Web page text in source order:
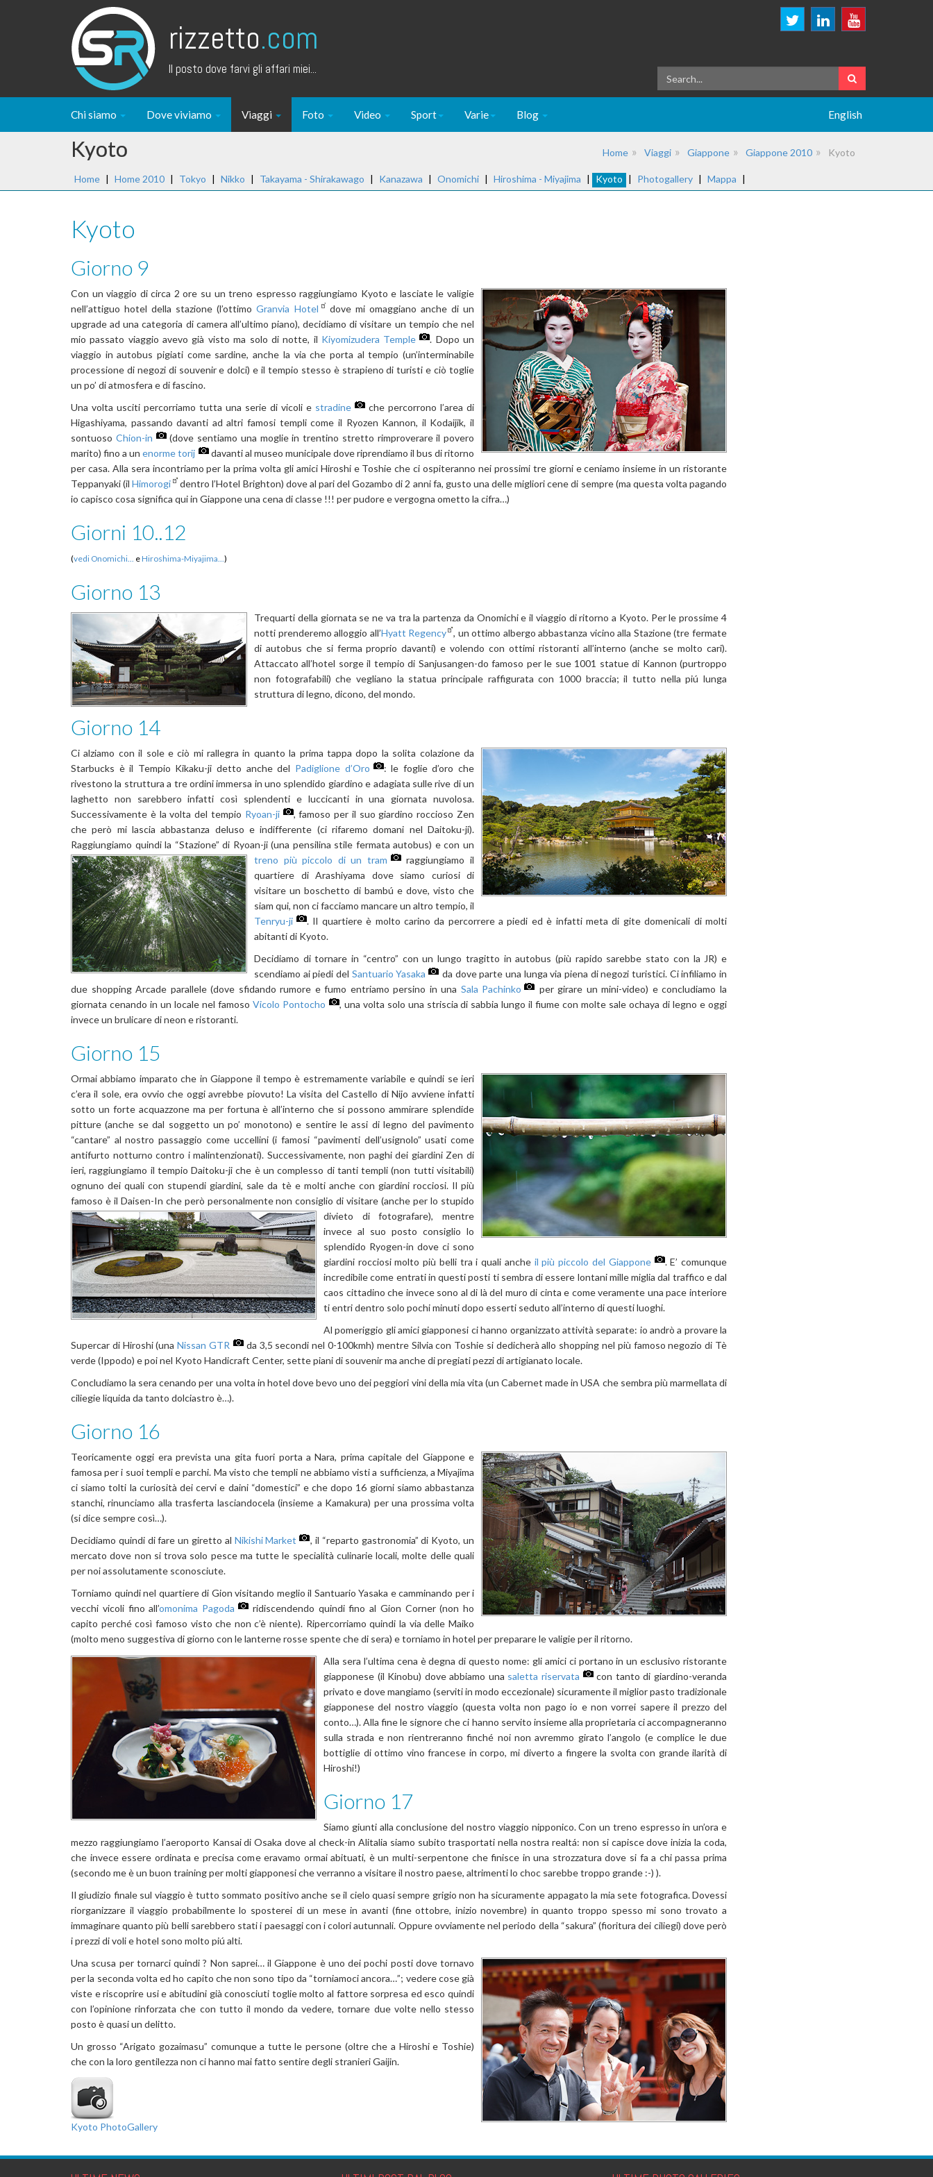
rizzetto.com
Il posto dove farvi gli affari miei...
Chi siamo Dove viviamo Viaggi Foto Video Sport Varie Blog English
Kyoto Home Viaggi Giappone Giappone 2010 Kyoto
Home | Home 2010 | Tokyo | Nikko | Takayama - Shirakawago | Kanazawa | Onomichi | Hiroshima - Miyajima | Kyoto | Photogallery | Mappa |
Kyoto
Giorno 9
Con un viaggio di circa 2 ore su un treno espresso raggiungiamo Kyoto e lasciate le valigie
nell’attiguo hotel della stazione (l’ottimoGranvia Hotel
dove mi omaggiano anche di un
upgrade ad una categoria di camera all’ultimo piano), decidiamo di visitare un tempio che nel
mio passato viaggio avevo già visto ma solo di notte, il Kiyomizudera Temple
. Dopo un
viaggio in autobus pigiati come sardine, anche la via che porta al tempio (un’interminabile
processione di negozi di souvenir e dolci) e il tempio stesso è strapieno di turisti e ciò toglie
un po’ di atmosfera e di fascino.
Una volta usciti percorriamo tutta una serie di vicoli e stradine
che percorrono l’area di
Higashiyama, passando davanti ad altri famosi templi come il Ryozen Kannon, il Kodaijik, il
sontuoso Chion-in
(dove sentiamo una moglie in trentino stretto rimproverare il povero
marito) fino a un enorme torij
davanti al museo municipale dove riprendiamo il bus di ritorno
per casa. Alla sera incontriamo per la prima volta gli amici Hiroshi e Toshie che ci ospiteranno nei prossimi tre giorni e ceniamo insieme in un ristorante
Teppanyaki (ilHimorogi
dentro l’Hotel Brighton) dove al pari del Gozambo di 2 anni fa, gusto una delle migliori cene di sempre (ma questa volta pagando
io capisco cosa significa qui in Giappone una cena di classe !!! per pudore e vergogna ometto la cifra…)
Giorni 10..12
(vedi Onomichi... eHiroshima-Miyajima...)
Giorno 13
Trequarti della giornata se ne va tra la partenza da Onomichi e il viaggio di ritorno a Kyoto. Per le prossime 4
notti prenderemo alloggio all’Hyatt Regency , un ottimo albergo abbastanza vicino alla Stazione (tre fermate
di autobus che si ferma proprio davanti) e volendo con ottimi ristoranti all’interno (anche se molto cari).
Attaccato all’hotel sorge il tempio di Sanjusangen-do famoso per le sue 1001 statue di Kannon (purtroppo
non fotografabili) che vegliano la statua principale raffigurata con 1000 braccia; il tutto nella piú lunga
struttura di legno, dicono, del mondo.
Giorno 14
Ci alziamo con il sole e ciò mi rallegra in quanto la prima tappa dopo la solita colazione da
Starbucks è il Tempio Kikaku-ji detto anche del Padiglione d’Oro
: le foglie d’oro che
rivestono la struttura a tre ordini immersa in uno splendido giardino e adagiata sulle rive di un
laghetto non sarebbero infatti così splendenti e luccicanti in una giornata nuvolosa.
Successivamente è la volta del tempio Ryoan-ji
, famoso per il suo giardino roccioso Zen
che però mi lascia abbastanza deluso e indifferente (ci rifaremo domani nel Daitoku-ji).
Raggiungiamo quindi la “Stazione” di Ryoan-ji (una pensilina stile fermata autobus) e con un
treno più piccolo di un tram
raggiungiamoil
quartiere di Arashiyama dove siamo curiosi di
visitare un boschetto di bambú e dove, visto che
siam qui, non ci facciamo mancare un altro tempio, il
Tenryu-ji
. Il quartiere è molto carino da percorrere a piedi ed è infatti meta di gite domenicali di molti
abitanti di Kyoto.
Decidiamo di tornare in “centro” con un lungo tragitto in autobus (più rapido sarebbe stato con la JR) e
scendiamo ai piedi del Santuario Yasaka
da dove parte una lunga via piena di negozi turistici. Ci infiliamo in
due shopping Arcade parallele (dove sfidando rumore e fumo entriamo persino in una Sala Pachinko
per girare un mini-video) e concludiamo la
giornata cenando in un locale nel famoso Vicolo Pontocho
, una volta solo una striscia di sabbia lungo il fiume con molte sale ochaya di legno e oggi
invece un brulicare di neon e ristoranti.
Giorno 15
Ormai abbiamo imparato che in Giappone il tempo è estremamente variabile e quindi se ieri
c’era il sole, era ovvio che oggi avrebbe piovuto! La visita del Castello di Nijo avviene infatti
sotto un forte acquazzone ma per fortuna è all’interno che si possono ammirare splendide
pitture (anche se dal soggetto un po’ monotono) e sentire le assi di legno del pavimento
“cantare” al nostro passaggio come uccellini (i famosi “pavimenti dell’usignolo” usati come
antifurto notturno contro i malintenzionati). Successivamente, non paghi dei giardini Zen di
ieri, raggiungiamo il tempio Daitoku-ji che è un complesso di tanti templi (non tutti visitabili)
ognuno dei quali con stupendi giardini, sale da tè e molti anche con giardini rocciosi. Il più
famoso è il Daisen-In che però personalmente non consiglio di visitare(anche per lo stupido
divieto di fotografare), mentre
invece al suo posto consiglio lo
splendido Ryogen-in dove ci sono
giardini rocciosi molto più belli tra i quali anche il più piccolo del Giappone
. E’ comunque
incredibile come entrati in questi posti ti sembra di essere lontani mille miglia dal traffico e dal
caos cittadino che invece sono al di là del muro di cinta e come veramente una pace interiore
ti entri dentro solo pochi minuti dopo esserti seduto all’interno di questi luoghi.
Al pomeriggio gli amici giapponesi ci hanno organizzato attività separate: io andrò a provare la
Supercar di Hiroshi (unaNissan GTR
da 3,5 secondi nel 0-100kmh) mentre Silvia con Toshie si dedicherà allo shopping nel più famoso negozio di Tè
verde (Ippodo) e poi nel Kyoto Handicraft Center, sette piani di souvenir ma anche di pregiati pezzi di artigianato locale.
Concludiamo la sera cenando per una volta in hotel dove bevo uno dei peggiori vini della mia vita (un Cabernet made in USA che sembra più marmellata di
ciliegie liquida da tanto dolciastro è…).
Giorno 16
Teoricamente oggi era prevista una gita fuori porta a Nara, prima capitale del Giappone e
famosa per i suoi templi e parchi. Ma visto che templi ne abbiamo visti a sufficienza, a Miyajima
ci siamo tolti la curiosità dei cervi e daini “domestici” e che dopo 16 giorni siamo abbastanza
stanchi, rinunciamo alla trasferta lasciandocela (insieme a Kamakura) per una prossima volta
(si dice sempre così…).
Decidiamo quindi di fare un giretto al Nikishi Market
, il “reparto gastronomia” di Kyoto, un
mercato dove non si trova solo pesce ma tutte le specialità culinarie locali, molte delle quali
per noi assolutamente sconosciute.
Torniamo quindi nel quartiere di Gion visitando meglio il Santuario Yasaka e camminando per i
vecchi vicoli fino all’omonima Pagoda
ridiscendendo quindi fino al Gion Corner (non ho
capito perché così famoso visto che non c’è niente). Ripercorriamo quindi la via delle Maiko
(molto meno suggestiva di giorno con le lanterne rosse spente che di sera) e torniamo in hotel per preparare le valigie per il ritorno.
Alla sera l’ultima cena è degna di questo nome: gli amici ci portano in un esclusivo ristorante
giapponese (il Kinobu) dove abbiamo una saletta riservata
con tanto di giardino-veranda
privato e dove mangiamo (serviti in modo eccezionale) sicuramente il miglior pasto tradizionale
giapponese del nostro viaggio (questa volta non pago io e non vorrei sapere il prezzo del
conto…). Alla fine le signore che ci hanno servito insieme alla proprietaria ci accompagneranno
sulla strada e non rientreranno finché noi non avremmo girato l’angolo (e complice le due
bottiglie di ottimo vino francese in corpo, mi diverto a fingere la svolta con grande ilarità di
Hiroshi!)
Giorno 17
Siamo giunti alla conclusione del nostro viaggio nipponico. Con un treno espresso in un’ora e
mezzo raggiungiamo l’aeroporto Kansai di Osaka dove al check-in Alitalia siamo subito trasportati nella nostra realtá: non si capisce dove inizia la coda,
che invece essere ordinata e precisa come eravamo ormai abituati, è un multi-serpentone che finisce in una strozzatura dove si fa a chi passa prima
(secondo me è un buon training per molti giapponesi che verranno a visitare il nostro paese, altrimenti lo choc sarebbe troppo grande :-) ).
Il giudizio finale sul viaggio è tutto sommato positivo anche se il cielo quasi sempre grigio non ha sicuramente appagato la mia sete fotografica. Dovessi
riorganizzare il viaggio probabilmente lo sposterei di un mese in avanti (fine ottobre, inizio novembre) in quanto troppo spesso mi sono trovato a
immaginare quanto più belli sarebbero stati i paesaggi con i colori autunnali. Oppure ovviamente nel periodo della “sakura” (fioritura dei ciliegi) dove però
i prezzi di voli e hotel sono molto piú alti.
Una scusa per tornarci quindi ? Non saprei… il Giappone è uno dei pochi posti dove tornavo
per la seconda volta ed ho capito che non sono tipo da “torniamoci ancora…”; vedere cose già
viste e riscoprire usi e abitudini già conosciuti toglie molto al fattore sorpresa ed esco quindi
con l’opinione rinforzata che con tutto il mondo da vedere, tornare due volte nello stesso
posto è quasi un delitto.
Un grosso “Arigato gozaimasu” comunque a tutte le persone (oltre che a Hiroshi e Toshie)
che con la loro gentilezza non ci hanno mai fatto sentire degli stranieri Gaijin.
Kyoto PhotoGallery